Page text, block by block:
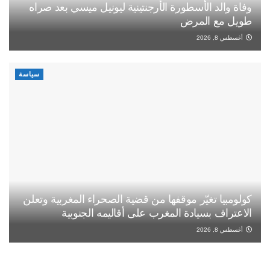
وفاة والد الأسطورة الأرجنتينية ليونيل ميسي بعد صراه
طويل مع المرض
أغسطس 8, 2026
سياسة
كولومبيا تغيّر موقفها من قضية الصحراء المغربية وتعلن
الاعتراف بسيادة المغرب على أقاليمه الجنوبية
أغسطس 8, 2026